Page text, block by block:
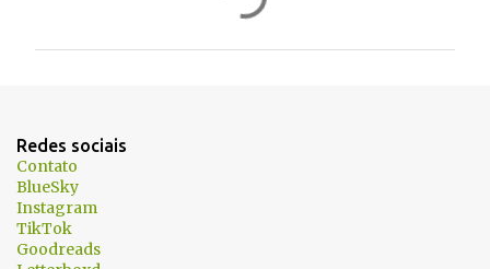
á
r
i
o
Redes sociais
Contato
BlueSky
Instagram
TikTok
Goodreads